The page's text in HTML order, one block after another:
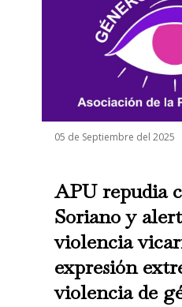
05 de Septiembre del 2025
APU repudia
Soriano y
violencia
expresión
violencia de